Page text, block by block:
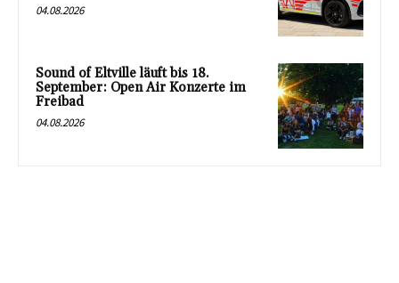
04.08.2026
Sound of Eltville läuft bis 18.
September: Open Air Konzerte im
Freibad
04.08.2026